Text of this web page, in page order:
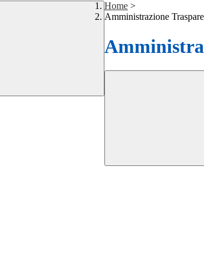
Home >
Amministrazione